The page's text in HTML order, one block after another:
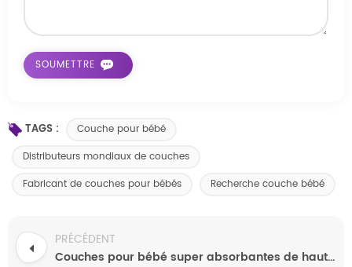
TAGS :
Couche pour bébé
Distributeurs mondiaux de couches
Fabricant de couches pour bébés
Recherche couche bébé
PRÉCÉDENT
Couches pour bébé super absorbantes de haute qualité, OEM ODM disponibles